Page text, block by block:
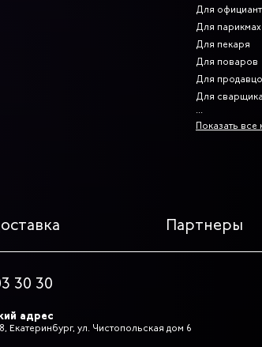
Для
Для
Для пекаря
Для поваров
Для
Для сварщика
Показать все
Партнеры
30 30
адрес
Екатеринбург, ул. Чистопольская дом 6